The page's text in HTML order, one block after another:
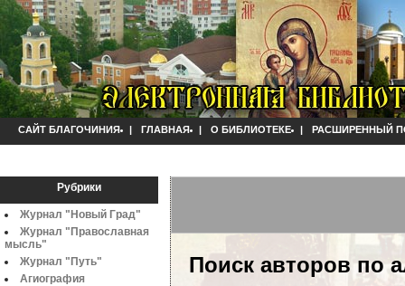
САЙТ БЛАГОЧИНИЯ | ГЛАВНАЯ | О БИБЛИОТЕКЕ | РАСШИРЕННЫЙ
Рубрики
Журнал "Новый Град"
Журнал "Православная
мысль"
Журнал "Путь"
Агиография
Поиск авторов по